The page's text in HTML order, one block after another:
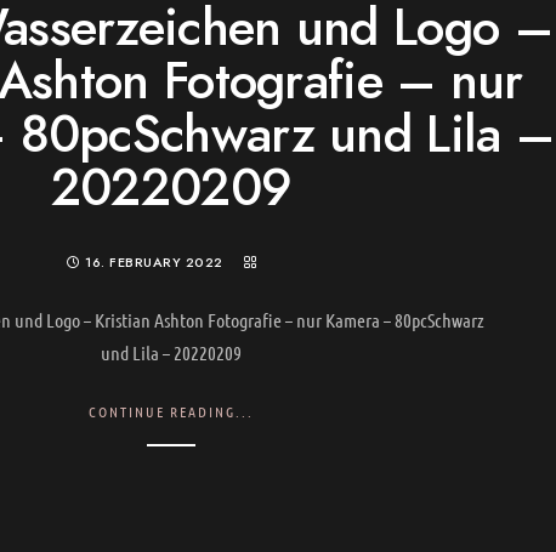
und Logo –
Fotografie – nur
80pcSchwarz und Lila –
20220209
16. FEBRUARY 2022
und Logo – Kristian Ashton Fotografie – nur Kamera – 80pcSchwarz
und Lila – 20220209
CONTINUE READING...